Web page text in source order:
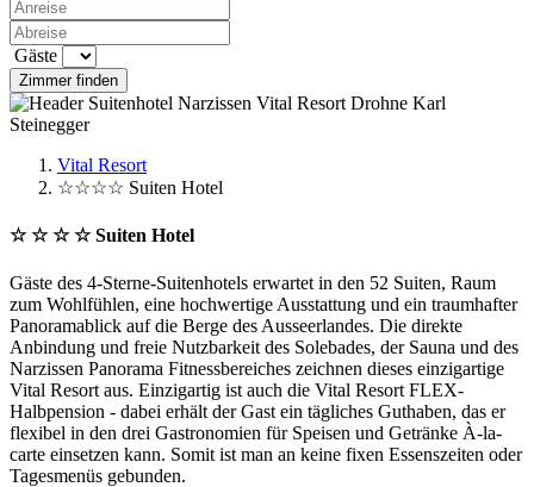
Gäste
Zimmer finden
Vital Resort
☆☆☆☆ Suiten Hotel
☆ ☆ ☆ ☆Suiten Hotel
Gäste des 4-Sterne-Suitenhotels erwartet in den 52 Suiten, Raum
zum Wohlfühlen, eine hochwertige Ausstattung und ein traumhafter
Panoramablick auf die Berge des Ausseerlandes. Die direkte
Anbindung und freie Nutzbarkeit des Solebades, der Sauna und des
Narzissen Panorama Fitnessbereiches zeichnen dieses einzigartige
Vital Resort aus. Einzigartig ist auch die Vital Resort FLEX-
Halbpension - dabei erhält der Gast ein tägliches Guthaben, das er
flexibel in den drei Gastronomien für Speisen und Getränke À-la-
carte einsetzen kann. Somit ist man an keine fixen Essenszeiten oder
Tagesmenüs gebunden.